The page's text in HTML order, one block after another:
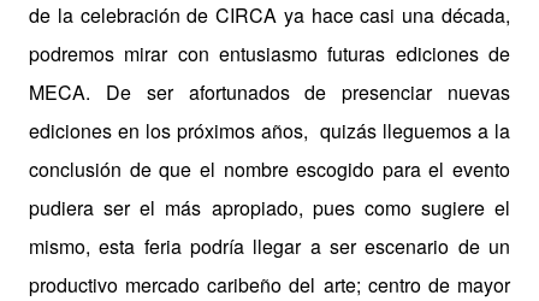
de la celebración de CIRCA ya hace casi una década,
podremos mirar con entusiasmo futuras ediciones de
MECA. De ser afortunados de presenciar nuevas
ediciones en los próximos años, quizás lleguemos a la
conclusión de que el nombre escogido para el evento
pudiera ser el más apropiado, pues como sugiere el
mismo, esta feria podría llegar a ser escenario de un
productivo mercado caribeño del arte; centro de mayor